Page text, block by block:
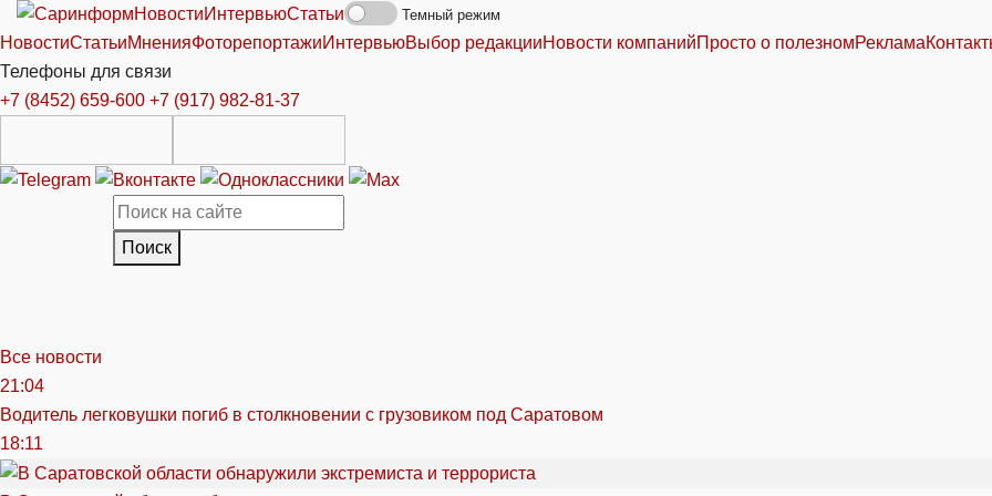
НовостиИнтервьюСтатьи Темный режим
НовостиСтатьиМненияФоторепортажиИнтервьюВыбор редакцииНовости компанийПросто о полезномРеклама
Телефоны для связи
+7 (8452) 659-600 +7 (917) 982-81-37
Поиск
Все новости
21:04
Водитель легковушки погиб в столкновении с грузовиком под Саратовом
18:11